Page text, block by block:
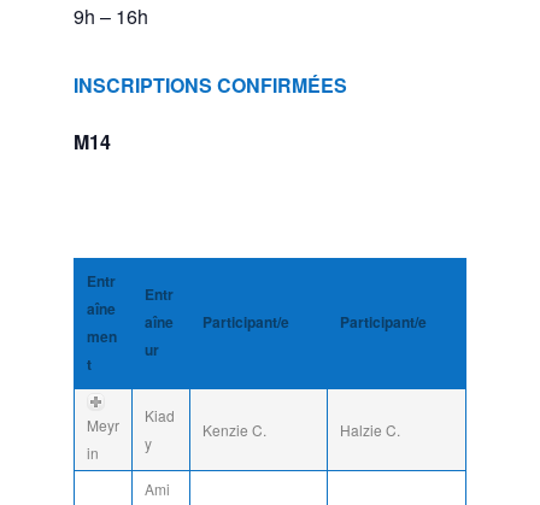
9h – 16h
INSCRIPTIONS CONFIRMÉES
M14
Entr
aîne
men
t
Entr
aîne
ur
Participant/e Participant/e
Meyr
in
Kiad
y
Kenzie C. Halzie C.
Ami